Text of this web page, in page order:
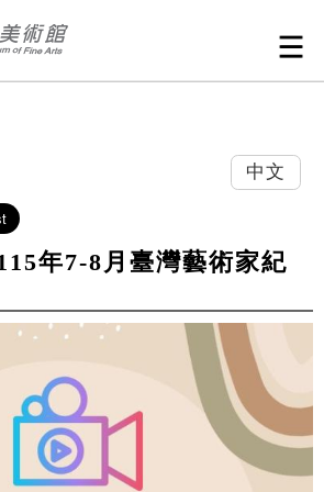
中文
年7-8月臺灣藝術家紀